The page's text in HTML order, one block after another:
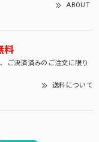
ABOUT
料
ご決済済みのご注文に限り
送料について